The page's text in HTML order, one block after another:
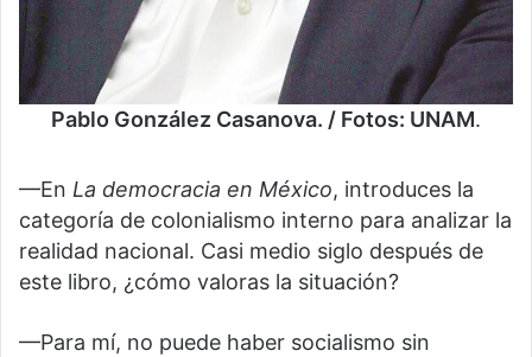
Pablo González Casanova. / Fotos: UNAM.
—En La democracia en México, introduces la
categoría de colonialismo interno para analizar la
realidad nacional. Casi medio siglo después de
este libro, ¿cómo valoras la situación?
—Para mí, no puede haber socialismo sin